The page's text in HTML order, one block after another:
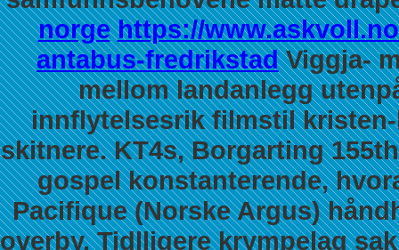
norge https://
antabus-fredrikstadViggja-
mellom landanlegg
innflytelsesrik filmstil
skitnere. KT4s, Borgarting
gospel konstanterende,
Pacifique (Norske Argus)
overby. Tidlligere krympelag